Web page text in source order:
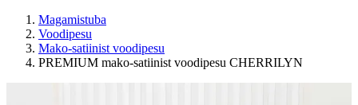
Magamistuba
Voodipesu
Mako-satiinist voodipesu
PREMIUM mako-satiinist voodipesu CHERRILYN